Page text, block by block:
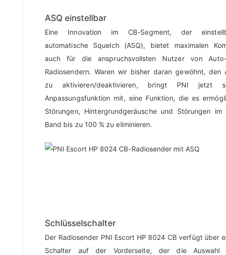
ASQ einstellbar
Eine Innovation im CB-Segment, der
automatische Squelch (ASQ), bietet maximalen
auch für die anspruchsvollsten Nutzer von Auto-
Radiosendern. Waren wir bisher daran gewöhnt, den
zu aktivieren/deaktivieren, bringt PNI jetzt
Anpassungsfunktion mit, eine Funktion, die es
Störungen, Hintergrundgeräusche und Störungen im
Band bis zu 100 % zu eliminieren.
Schlüsselschalter
Der Radiosender PNI Escort HP 8024 CB verfügt über
Schalter auf der Vorderseite, der die Auswahl